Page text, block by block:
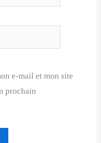
e-mail et mon site
prochain